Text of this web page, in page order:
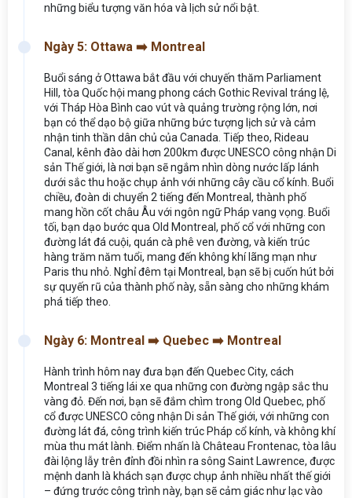
những biểu tượng văn hóa và lịch sử nổi bật.
Ngày 5: Ottawa ➡️ Montreal
Buổi sáng ở Ottawa bắt đầu với chuyến thăm Parliament
Hill, tòa Quốc hội mang phong cách Gothic Revival tráng lệ,
với Tháp Hòa Bình cao vút và quảng trường rộng lớn, nơi
bạn có thể dạo bộ giữa những bức tượng lịch sử và cảm
nhận tinh thần dân chủ của Canada. Tiếp theo, Rideau
Canal, kênh đào dài hơn 200km được UNESCO công nhận Di
sản Thế giới, là nơi bạn sẽ ngắm nhìn dòng nước lấp lánh
dưới sắc thu hoặc chụp ảnh với những cây cầu cổ kính. Buổi
chiều, đoàn di chuyển 2 tiếng đến Montreal, thành phố
mang hồn cốt châu Âu với ngôn ngữ Pháp vang vọng. Buổi
tối, bạn dạo bước qua Old Montreal, phố cổ với những con
đường lát đá cuội, quán cà phê ven đường, và kiến trúc
hàng trăm năm tuổi, mang đến không khí lãng mạn như
Paris thu nhỏ. Nghỉ đêm tại Montreal, bạn sẽ bị cuốn hút bởi
sự quyến rũ của thành phố này, sẵn sàng cho những khám
phá tiếp theo.
Ngày 6: Montreal ➡️ Quebec ➡️ Montreal
Hành trình hôm nay đưa bạn đến Quebec City, cách
Montreal 3 tiếng lái xe qua những con đường ngập sắc thu
vàng đỏ. Đến nơi, bạn sẽ đắm chìm trong Old Quebec, phố
cổ được UNESCO công nhận Di sản Thế giới, với những con
đường lát đá, công trình kiến trúc Pháp cổ kính, và không khí
mùa thu mát lành. Điểm nhấn là Château Frontenac, tòa lâu
đài lộng lẫy trên đỉnh đồi nhìn ra sông Saint Lawrence, được
mệnh danh là khách sạn được chụp ảnh nhiều nhất thế giới
– đứng trước công trình này, bạn sẽ cảm giác như lạc vào